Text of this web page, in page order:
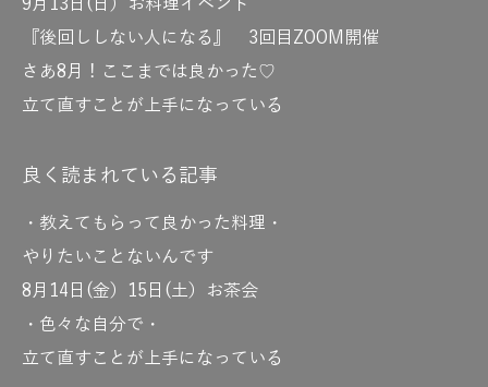
9月13日(日）お料理イベント
『後回ししない人になる』 3回目ZOOM開催
さあ8月！ここまでは良かった♡
立て直すことが上手になっている
良く読まれている記事
・教えてもらって良かった料理・
やりたいことないんです
8月14日(金）15日(土）お茶会
・色々な自分で・
立て直すことが上手になっている